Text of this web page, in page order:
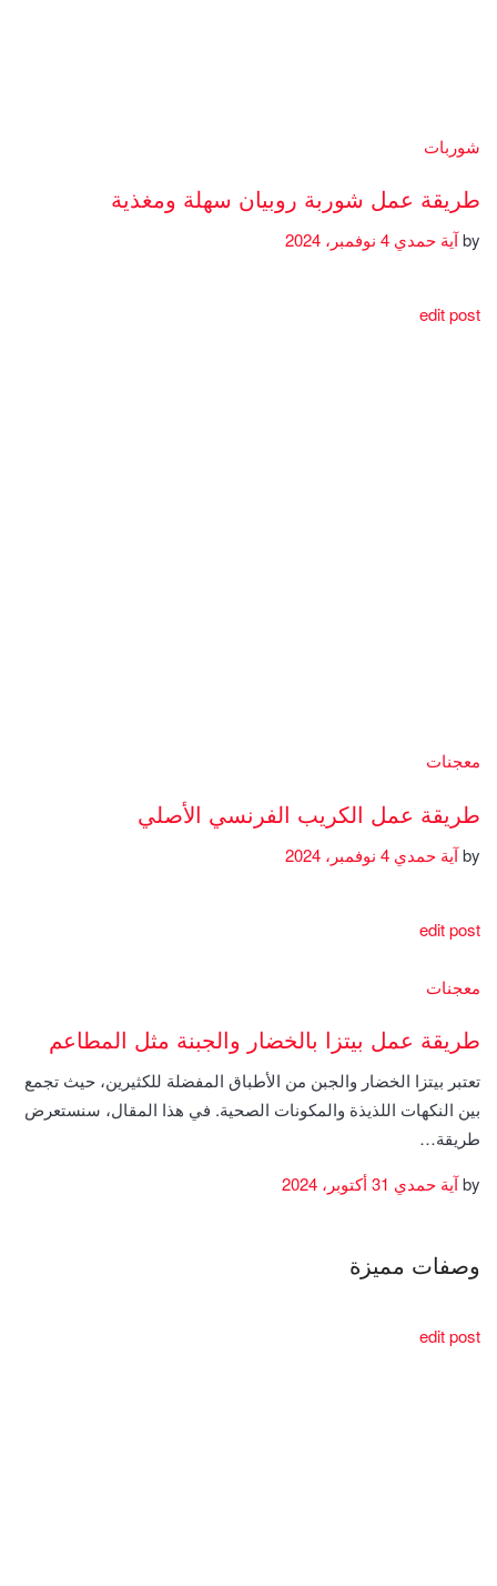
شوربات
طريقة عمل شوربة روبيان سهلة ومغذية
byآية حمدي
edit post
معجنات
طريقة عمل الكريب الفرنسي الأصلي
byآية حمدي
edit post
معجنات
طريقة عمل بيتزا بالخضار والجبنة مثل المطاعم
تعتبر بيتزا الخضار والجبن من الأطباق المفضلة للكثيرين، حيث تجمع
بين النكهات اللذيذة والمكونات الصحية. في هذا المقال، سنستعرض
طريقة…
byآية حمدي
وصفات مميزة
edit post